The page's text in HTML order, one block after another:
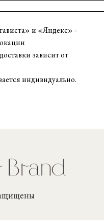
и «Яндекс» -
зависит от
индивидуально.